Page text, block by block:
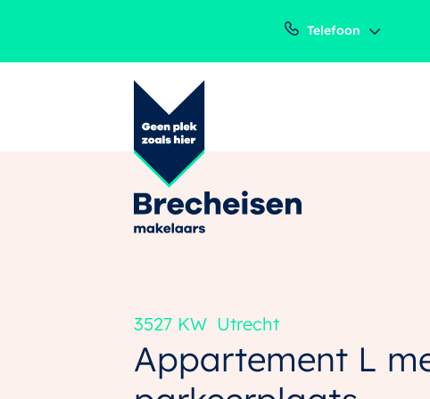
Telefoon
Appartement L
3527 KW Utrecht